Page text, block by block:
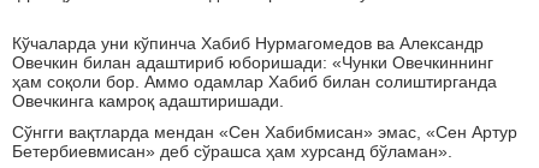
Кўчаларда уни кўпинча Хабиб Нурмагомедов ва Александр
Овечкин билан адаштириб юборишади: «Чунки Овечкиннинг
ҳам соқоли бор. Аммо одамлар Хабиб билан солиштирганда
Овечкинга камроқ адаштиришади.
Сўнгги вақтларда мендан «Сен Хабибмисан» эмас, «Сен Артур
Бетербиевмисан» деб сўрашса ҳам хурсанд бўламан».